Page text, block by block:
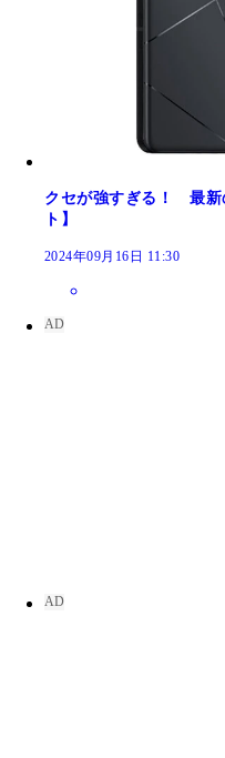
クセが強すぎる！ 最新
ト】
2024年09月16日 11:30